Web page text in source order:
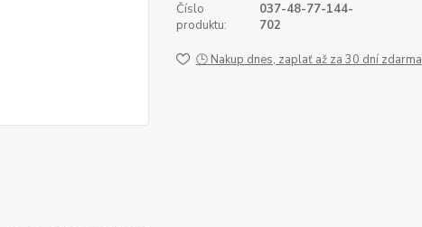
Číslo
produktu:
037-48-77-144-
702
🕒 Nakup dnes, zaplať až za 30 dní zdarma